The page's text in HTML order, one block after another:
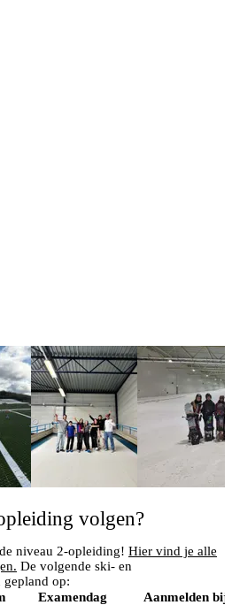
volgen?
niveau 2-opleiding! Hier vind je alle
De volgende ski- en
gepland op:
Examendag
Aanmelden bij